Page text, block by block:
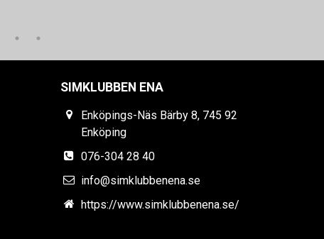
SIMKLUBBEN ENA
Enköpings-Näs Bärby 8, 745 92
Enköping
076-304 28 40
info@simklubbenena.se
https://www.simklubbenena.se/